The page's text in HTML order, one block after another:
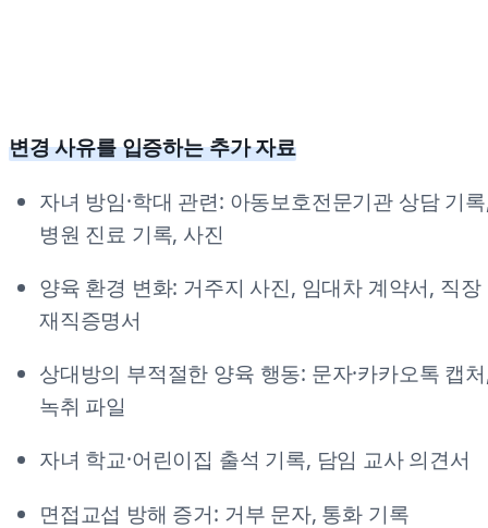
변경 사유를 입증하는 추가 자료
자녀 방임·학대 관련: 아동보호전문기관 상담 기
병원 진료 기록, 사진
양육 환경 변화: 거주지 사진, 임대차 계약서, 직장
재직증명서
상대방의 부적절한 양육 행동: 문자·카카오톡 캡
녹취 파일
자녀 학교·어린이집 출석 기록, 담임 교사 의견서
면접교섭 방해 증거: 거부 문자, 통화 기록